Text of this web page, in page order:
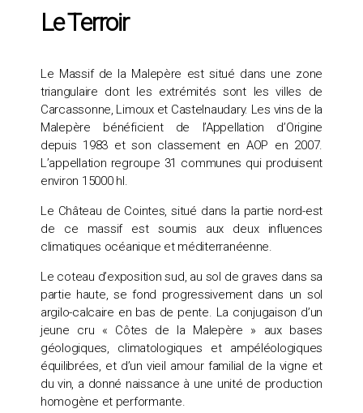
Le Terroir
Le Massif de la Malepère est situé dans une zone
triangulaire dont les extrémités sont les villes de
Carcassonne, Limoux et Castelnaudary. Les vins de la
Malepère bénéficient de l’Appellation d’Origine
depuis 1983 et son classement en AOP en 2007.
L’appellation regroupe 31 communes qui produisent
environ 15000 hl.
Le Château de Cointes, situé dans la partie nord-est
de ce massif est soumis aux deux influences
climatiques océanique et méditerranéenne.
Le coteau d’exposition sud, au sol de graves dans sa
partie haute, se fond progressivement dans un sol
argilo-calcaire en bas de pente. La conjugaison d’un
jeune cru « Côtes de la Malepère » aux bases
géologiques, climatologiques et ampéléologiques
équilibrées, et d’un vieil amour familial de la vigne et
du vin, a donné naissance à une unité de production
homogène et performante.